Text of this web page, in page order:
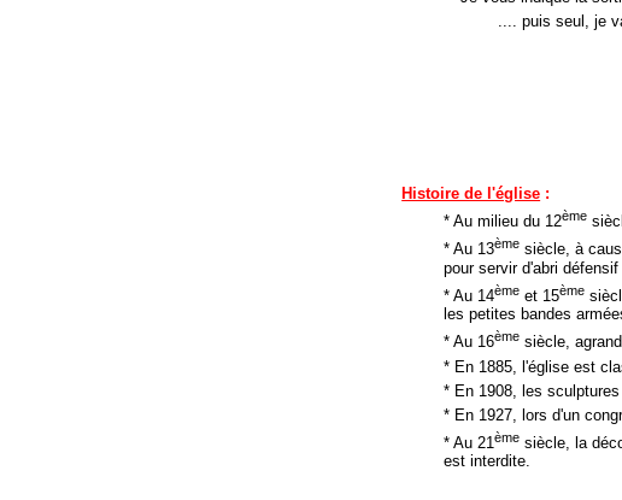
.... puis seul, je
Histoire de l'église :
* Au milieu du 12ème
* Au 13ème siècle, à
pour servir d'abri défensif
* Au 14ème ​​​​​​et 15ème
les petites bandes
* Au 16ème siècle,
* En 1885, l'église est
* En 1908, les
* En 1927, lors d'un
* Au 21ème siècle, la
est interdite.